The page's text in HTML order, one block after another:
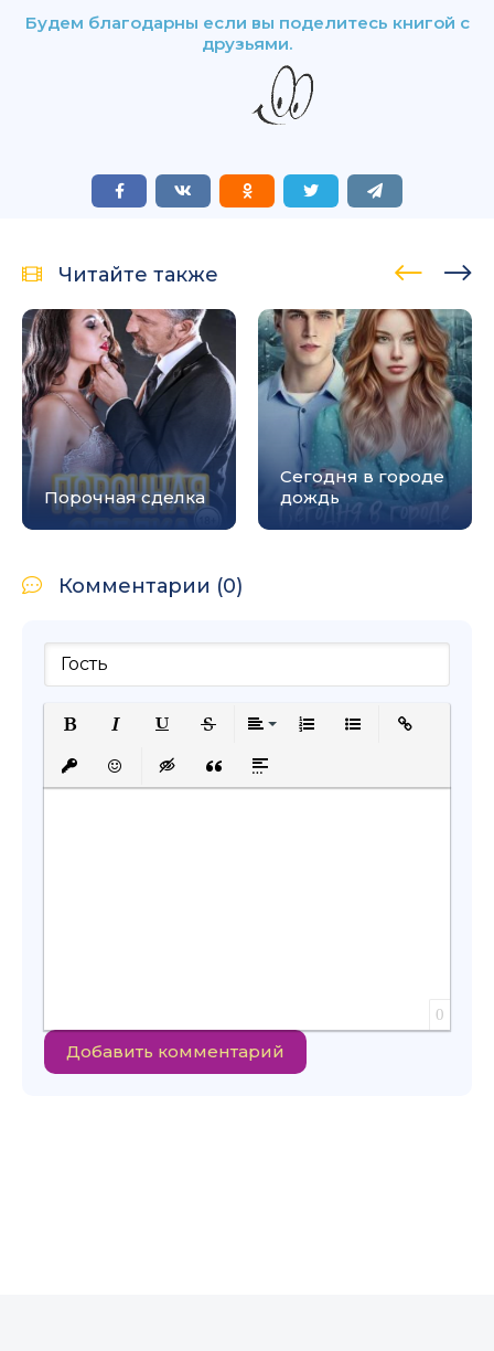
Будем благодарны если вы поделитесь книгой с
друзьями.
Читайте также
Порочная сделка
Сегодня в городе
дождь
Комментарии (0)
Подчеркнутый
Вставить защищенную ссылку
Вставить смайлик
Вставка скрытого текста
Вставка цитаты
Вставка спойлера
0
Добавить комментарий